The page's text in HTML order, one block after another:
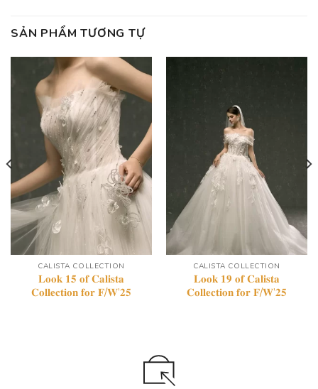
SẢN PHẨM TƯƠNG TỰ
CALISTA COLLECTION
𝐋𝐨𝐨𝐤 𝟏𝟓 𝐨𝐟 𝐂𝐚𝐥𝐢𝐬𝐭𝐚
𝐂𝐨𝐥𝐥𝐞𝐜𝐭𝐢𝐨𝐧 𝐟𝐨𝐫 𝐅/𝐖’𝟐𝟓
CALISTA COLLECTION
𝐋𝐨𝐨𝐤 𝟏𝟗 𝐨𝐟 𝐂𝐚𝐥𝐢𝐬𝐭𝐚
𝐂𝐨𝐥𝐥𝐞𝐜𝐭𝐢𝐨𝐧 𝐟𝐨𝐫 𝐅/𝐖’𝟐𝟓